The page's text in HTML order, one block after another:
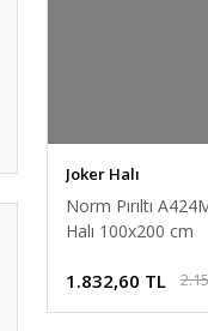
Joker Halı
Norm Pırıltı
Halı 100x200 cm
1.832,60 TL